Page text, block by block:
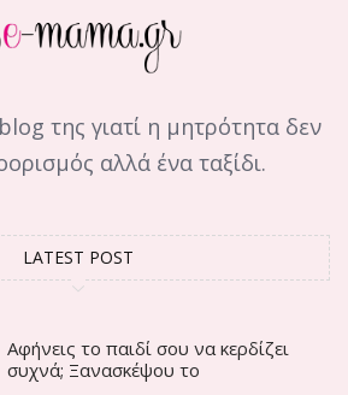
της γιατί η μητρότητα δεν
αλλά ένα ταξίδι.
LATEST POST
Αφήνεις το παιδί σου να κερδίζει
συχνά; Ξανασκέψου το